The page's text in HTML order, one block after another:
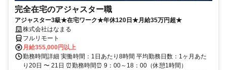
完全在宅のアジャスター職
アジャスター3級★在宅ワーク★年休120日★月給35万円超★
株式会社はなまる
フルリモート
月給355,000円以上
勤務時間詳細 実働時間：1日あたり8時間 平均勤務日数：1ヶ月あた
り20日 〜 21日 ⏰勤務時間⏰ 9：00～18：00（休憩1時間）